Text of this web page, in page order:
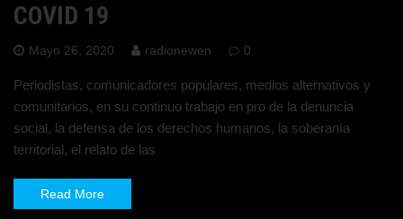
COVID 19
Mayo 26, 2020 radionewen 0
Periodistas, comunicadores populares, medios alternativos y
comunitarios, en su continuo trabajo en pro de la denuncia
social, la defensa de los derechos humanos, la soberanía
territorial, el relato de las
Read More